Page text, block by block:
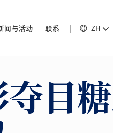
闻与活动 联系 ZH
目